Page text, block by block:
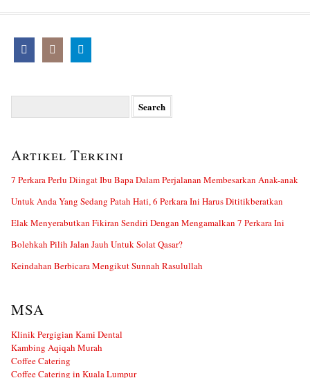
Artikel Terkini
7 Perkara Perlu Diingat Ibu Bapa Dalam Perjalanan Membesarkan Anak-anak
Untuk Anda Yang Sedang Patah Hati, 6 Perkara Ini Harus Dititikberatkan
Elak Menyerabutkan Fikiran Sendiri Dengan Mengamalkan 7 Perkara Ini
Bolehkah Pilih Jalan Jauh Untuk Solat Qasar?
Keindahan Berbicara Mengikut Sunnah Rasulullah
MSA
Klinik Pergigian Kami Dental
Kambing Aqiqah Murah
Coffee Catering
Coffee Catering in Kuala Lumpur